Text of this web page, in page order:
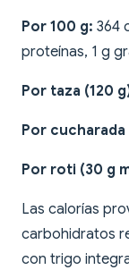
Por 100 g: 364
proteínas, 1 g
Por taza (120
Por cucharada
Por roti (30 g
Las calorías
carbohidratos
con trigo